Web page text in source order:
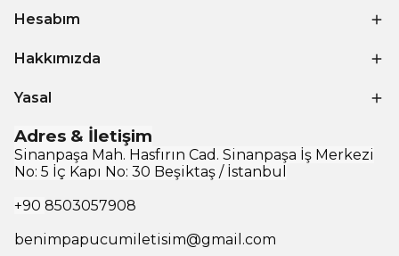
Hesabım
Hakkımızda
Yasal
Adres & İletişim
Sinanpaşa Mah. Hasfırın Cad. Sinanpaşa İş Merkezi
No: 5 İç Kapı No: 30 Beşiktaş / İstanbul
+90 8503057908
benimpapucumiletisim@gmail.com